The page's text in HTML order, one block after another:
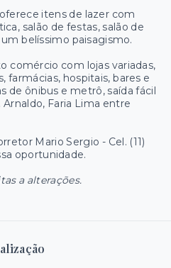
itens de lazer com
salão de festas, salão de
belíssimo paisagismo.
comércio com lojas variadas,
farmácias, hospitais, bares e
de ônibus e metrô, saída fácil
Faria Lima entre
Mario Sergio - Cel. (11)
oportunidade.
a alterações.